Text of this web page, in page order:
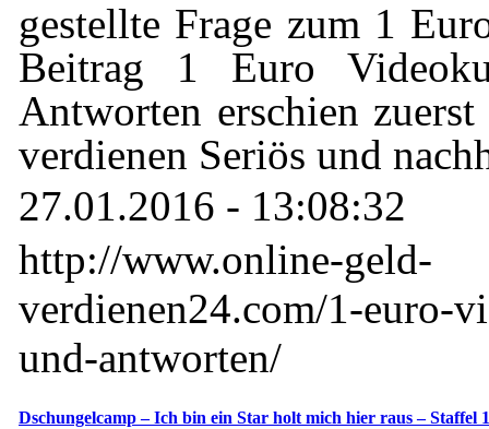
gestellte Frage zum 1
Beitrag 1 Euro
Antworten erschien
verdienen Seriös und
27.01.2016 - 13:08:32
http://www.online-geld-
verdienen24.com/1-euro-
und-antworten/
Dschungelcamp – Ich bin ein Star holt mich hier raus – Staffel